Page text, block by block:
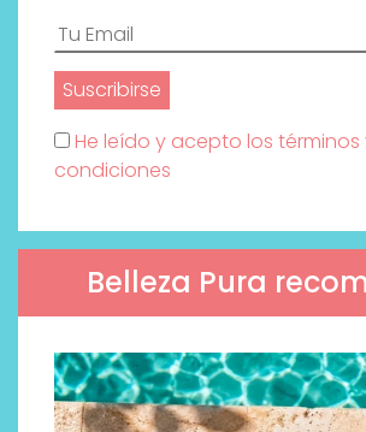
He leído y acepto los términos
condiciones
Belleza Pura